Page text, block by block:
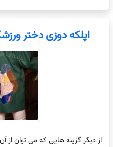
اپلکه دوزی دختر
از دیگر گزینه هایی که می توان از